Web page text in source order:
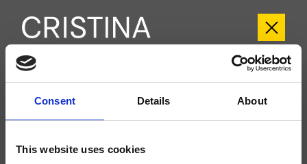
Consent Details About
This website uses cookies
CRIWX714
Fertigmontageset Einhandmischer für Duschsystem Ø60 mm mit
Entleerungssystem, für Innen-/Außenbereich, zu vervollständigen mit
Unterputz-Einbaukörper CRICS293